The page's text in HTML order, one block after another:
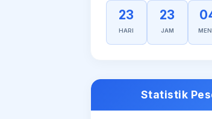
23
HARI
23
JAM
Statistik